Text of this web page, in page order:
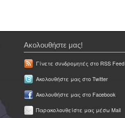
Ακολουθήστε μας!
Γίνετε συνδρομητές στο RSS Feed
Ακολουθήστε μας στο Twitter
Ακολουθήστε μας στο Facebook
Παρακολουθείστε μας μέσω Mail